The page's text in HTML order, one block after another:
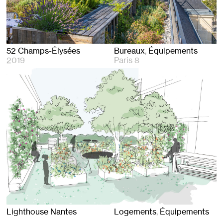
52 Champs-Élysées
2019
Bureaux Équipements
Paris 8
Lighthouse Nantes
Logements Équipements